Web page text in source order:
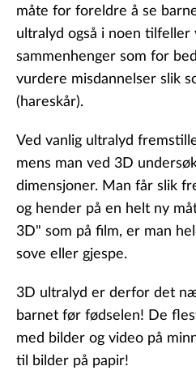
måte for foreldre å se
ultralyd også i noen
sammenhenger som for
vurdere misdannelser slik
(hareskår).
Ved vanlig ultralyd
mens man ved 3D
dimensjoner. Man får slik
og hender på en helt ny
3D" som på film, er man
sove eller gjespe.
3D ultralyd er derfor det
barnet før fødselen! De
med bilder og video på
til bilder på papir!